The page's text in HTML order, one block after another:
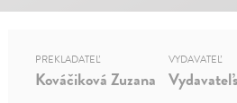
PREKLADATEĽ
Kováčiková Zuzana
VYDAVATEĽ